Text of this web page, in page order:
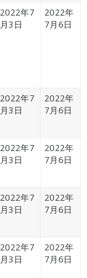
2022年7
月3日
2022年
7月6日
2022年7
月3日
2022年
7月6日
2022年7
月3日
2022年
7月6日
2022年7
月3日
2022年
7月6日
2022年7
月3日
2022年
7月6日